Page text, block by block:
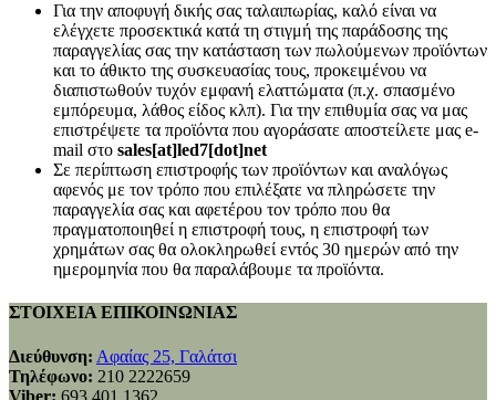
Για την αποφυγή δικής σας ταλαιπωρίας, καλό είναι να
ελέγχετε προσεκτικά κατά τη στιγμή της παράδοσης της
παραγγελίας σας την κατάσταση των πωλούμενων προϊόντων
και το άθικτο της συσκευασίας τους, προκειμένου να
διαπιστωθούν τυχόν εμφανή ελαττώματα (π.χ. σπασμένο
εμπόρευμα, λάθος είδος κλπ). Για την επιθυμία σας να μας
επιστρέψετε τα προϊόντα που αγοράσατε αποστείλετε μας e-
mail στο sales[at]led7[dot]net
Σε περίπτωση επιστροφής των προϊόντων και αναλόγως
αφενός με τον τρόπο που επιλέξατε να πληρώσετε την
παραγγελία σας και αφετέρου τον τρόπο που θα
πραγματοποιηθεί η επιστροφή τους, η επιστροφή των
χρημάτων σας θα ολοκληρωθεί εντός 30 ημερών από την
ημερομηνία που θα παραλάβουμε τα προϊόντα.
ΣΤΟΙΧΕΙΑ ΕΠΙΚΟΙΝΩΝΙΑΣ
Διεύθυνση: Αφαίας 25, Γαλάτσι
Τηλέφωνο: 210 2222659
Viber: 693 401 1362